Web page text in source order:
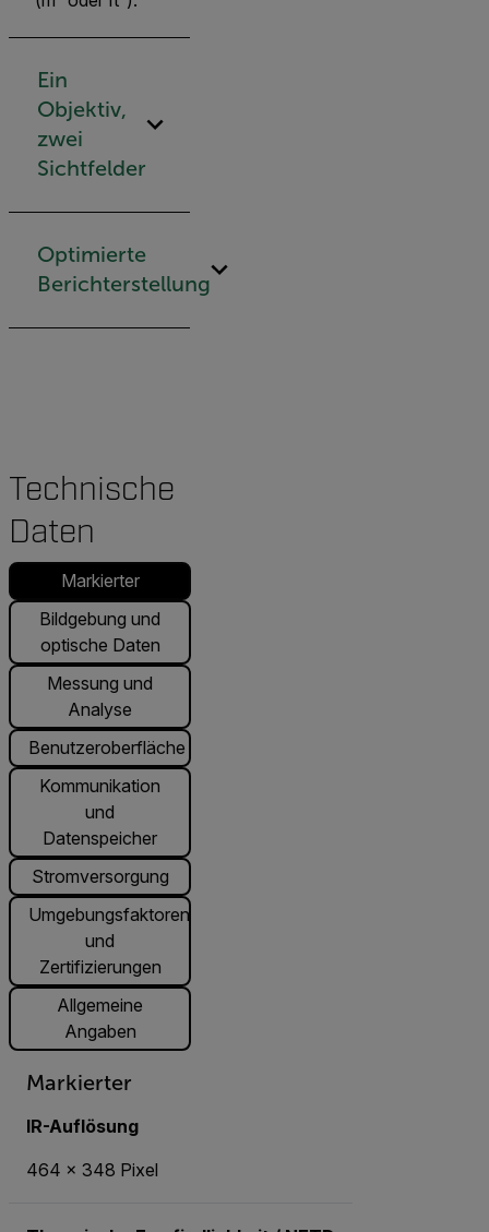
Ein
Objektiv,
zwei
Sichtfelder
Optimierte
Berichterstellung
Technische
Daten
Markierter
Bildgebung und
optische Daten
Messung und
Analyse
Benutzeroberfläche
Kommunikation
und
Datenspeicher
Stromversorgung
Umgebungsfaktoren
und
Zertifizierungen
Allgemeine
Angaben
Markierter
IR-Auflösung
464 × 348 Pixel